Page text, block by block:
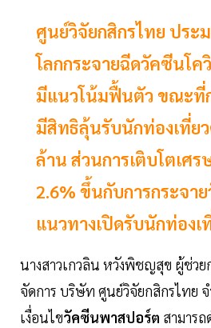
ศูนย์วิจัยกสิกรไทย ประ
โลกกระจายฉีดวัคซีนโค
มีแนวโน้มฟื้นตัว ขณะที่
มีสิทธิลุ้นรับนักท่องเที่ย
ล้าน ส่วนการเติบโตเศ
2.6% ขึ้นกับการกระจา
แนวทางเปิดรับนักท่องเ
นางสาวเกวลิน หวังพิชญสุข ผู้ช่วย
จัดการ บริษัท ศูนย์วิจัยกสิกรไทย จ
เงื่อนไขวัคซีนพาสปอร์ต สามาร